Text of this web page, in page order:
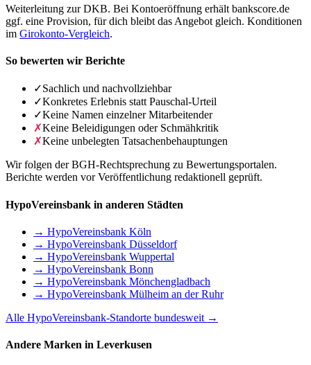
Weiterleitung zur DKB. Bei Kontoeröffnung erhält bankscore.de
ggf. eine Provision, für dich bleibt das Angebot gleich. Konditionen
im Girokonto-Vergleich.
So bewerten wir Berichte
✓Sachlich und nachvollziehbar
✓Konkretes Erlebnis statt Pauschal-Urteil
✓Keine Namen einzelner Mitarbeitender
✗Keine Beleidigungen oder Schmähkritik
✗Keine unbelegten Tatsachenbehauptungen
Wir folgen der BGH-Rechtsprechung zu Bewertungsportalen.
Berichte werden vor Veröffentlichung redaktionell geprüft.
HypoVereinsbank in anderen Städten
→ HypoVereinsbank Köln
→ HypoVereinsbank Düsseldorf
→ HypoVereinsbank Wuppertal
→ HypoVereinsbank Bonn
→ HypoVereinsbank Mönchengladbach
→ HypoVereinsbank Mülheim an der Ruhr
Alle HypoVereinsbank-Standorte bundesweit →
Andere Marken in Leverkusen